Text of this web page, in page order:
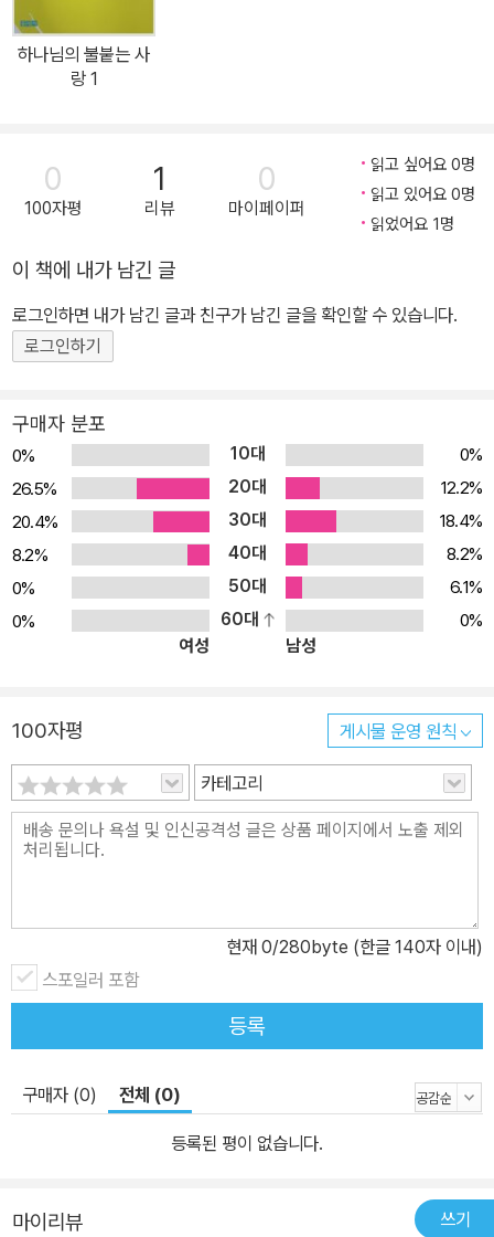
하나님의 불붙는 사
랑 1
0
100자평
1
리뷰
0
마이페이퍼
읽고 싶어요 0명
읽고 있어요 0명
읽었어요 1명
이 책에 내가 남긴 글
로그인하면 내가 남긴 글과 친구가 남긴 글을 확인할 수 있습니다.
로그인하기
구매자 분포
0% 10대
0%
26.5%
20대
12.2%
20.4%
30대
18.4%
8.2%
40대
8.2%
0%
50대
6.1%
0%
60대
0%
여성
남성
100자평 게시물 운영 원칙
카테고리
현재 0/280byte (한글 140자 이내)
스포일러 포함
등록
구매자 (0) 전체 (0)
등록된 평이 없습니다.
마이리뷰 쓰기